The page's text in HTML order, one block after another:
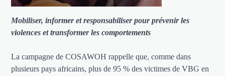
Mobiliser, informer et responsabiliser pour prévenir les
violences et transformer les comportements
La campagne de COSAWOH rappelle que, comme dans
plusieurs pays africains, plus de 95 % des victimes de VBG en